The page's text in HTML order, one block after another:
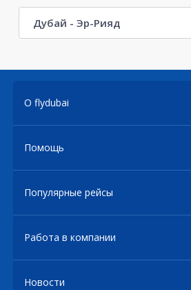
Дубай - Эр-Рияд
О flydubai
Помощь
Популярные рейсы
Работа в компании
Новости